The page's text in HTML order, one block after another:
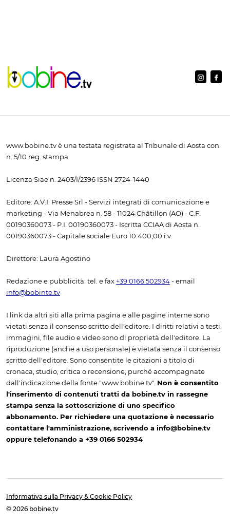
www.bobine.tv è una testata registrata al Tribunale di Aosta con
n. 5/10 reg. stampa
Licenza Siae n. 2403/I/2396 ISSN 2724-1440
Editore: A.V.I. Presse Srl - Servizi integrati di comunicazione e
marketing - Via Menabrea n. 58 - 11024 Châtillon (AO) - C.F.
00190360073 - P.I. 00190360073 - Iscritta CCIAA di Aosta n.
00190360073 - Capitale sociale Euro 10.400,00 i.v.
Direttore: Laura Agostino
Redazione e pubblicità: tel. e fax +39 0166 502934 - email
info@bobinte.tv
I link da altri siti alla prima pagina e alle pagine interne sono
vietati senza il consenso scritto dell'editore. I diritti relativi a testi,
immagini, file audio e video sono di proprietà dell'editore. La
riproduzione (anche a uso personale) è vietata senza il consenso
scritto dell'editore. Sono consentite le citazioni a titolo di
cronaca, studio, critica o recensione, purché accompagnate
dall'indicazione della fonte "www.bobine.tv". Non è consentito
l'inserimento di contenuti tratti da bobine.tv in rassegne
stampa senza la sottoscrizione di uno specifico
abbonamento. Per richiedere una quotazione è necessario
contattare l'amministrazione, scrivendo a info@bobine.tv
oppure telefonando a +39 0166 502934
Informativa sulla Privacy & Cookie Policy
© 2026 bobine.tv